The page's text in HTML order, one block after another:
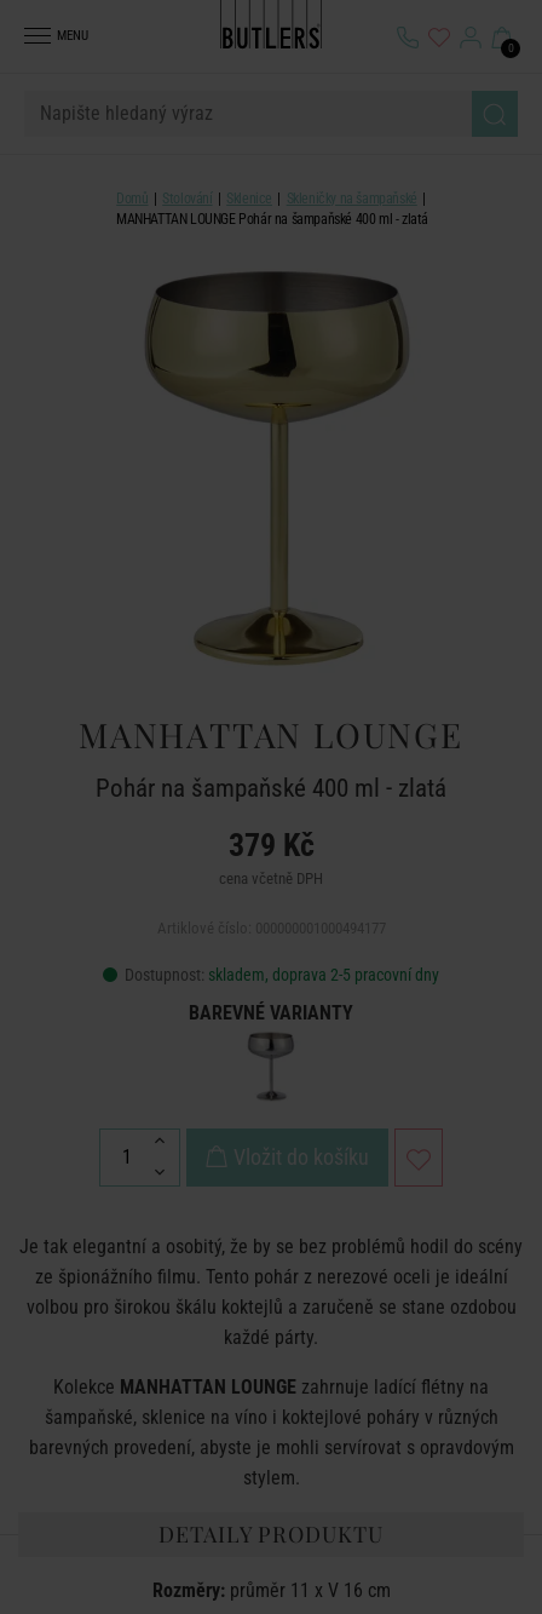
MENU
0
Domů Stolování Sklenice
Skleničky na šampaňské
MANHATTAN LOUNGE Pohár na šampaňské 400 ml - zlatá
MANHATTAN LOUNGE
Pohár na šampaňské 400 ml - zlatá
379 Kč
cena včetně DPH
Dostupnost: skladem, doprava 2-5 pracovní dny
BAREVNÉ VARIANTY
Vložit do košíku
Je tak elegantní a osobitý, že by se bez problémů hodil do scény
ze špionážního filmu. Tento pohár z nerezové oceli je ideální
volbou pro širokou škálu koktejlů a zaručeně se stane ozdobou
každé párty.
Kolekce MANHATTAN LOUNGE zahrnuje ladící flétny na
šampaňské, sklenice na víno i koktejlové poháry v různých
barevných provedení, abyste je mohli servírovat s opravdovým
stylem.
DETAILY PRODUKTU
Rozměry:průměr 11 x V 16 cm